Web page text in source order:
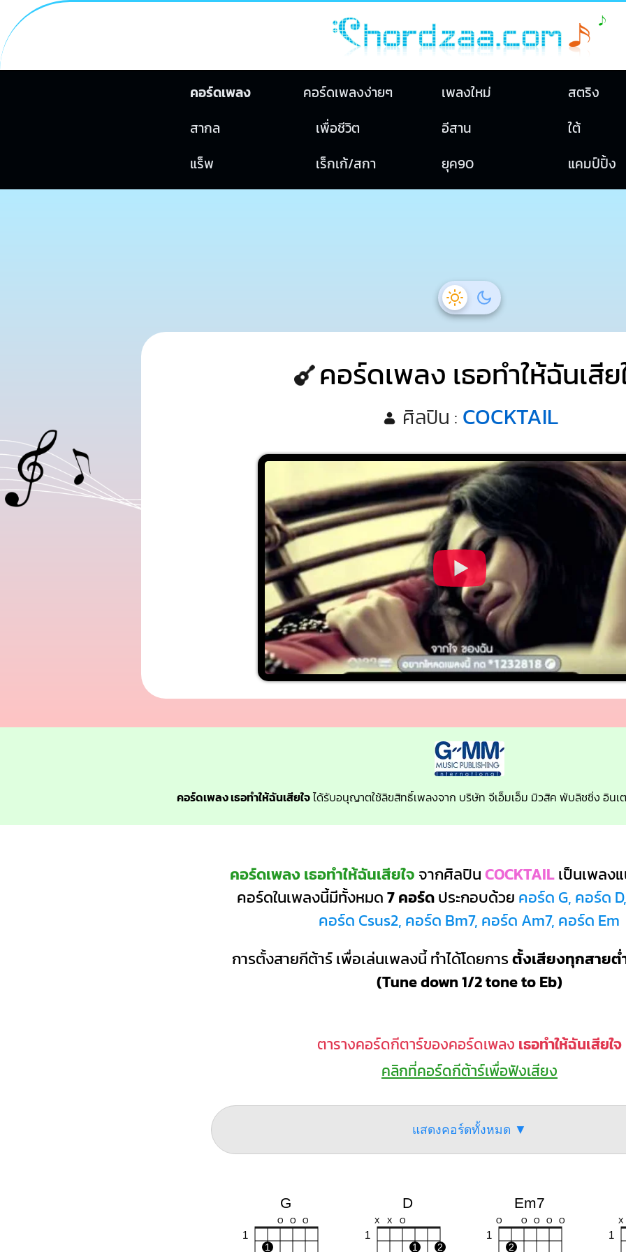
คอร์ดเพลง คอร์ดเพลงง่ายๆ เพลงใหม่
สตริง
สากล
เพื่อชีวิต อีสาน
ใต้
แร็พ
เร็กเก้/สกา ยุค90 แคมป์ปิ้ง
คอร์ดเพลง เธอทำให้ฉันเสีย
ศิลปิน : COCKTAIL
คอร์ดเพลง เธอทำให้ฉันเสียใจได้รับอนุญาตใช้ลิขสิทธิ์เพลงจาก บริษัท จีเอ็มเอ็ม มิวสิค พับลิชชิ่ง อินเต
คอร์ดเพลง เธอทำให้ฉันเสียใจ จากศิลปินCOCKTAILเป็นเพลง
คอร์ดในเพลงนี้มีทั้งหมด7 คอร์ดประกอบด้วย คอร์ด G, คอร์ด
คอร์ด Csus2, คอร์ด Bm7, คอร์ด Am7, คอร์ด Em
การตั้งสายกีต้าร์ เพื่อเล่นเพลงนี้ ทำได้โดยการตั้งเสียงทุกสายต่
(Tune down 1/2 tone to Eb)
ตารางคอร์ดกีตาร์ของคอร์ดเพลง เธอทำให้ฉันเสียใจ
คลิกที่คอร์ดกีต้าร์เพื่อฟังเสียง
แสดงคอร์ดทั้งหมด ▼
G
O O O
1
1
D
X X O
1
1 2
Em7
O O O O O
1
2
X
1